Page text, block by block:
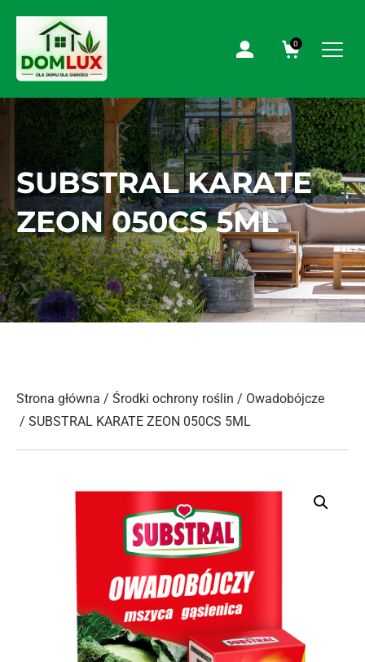
0
SUBSTRAL KARATE
ZEON 050CS 5ML
Strona główna / Środki ochrony roślin / Owadobójcze
/ SUBSTRAL KARATE ZEON 050CS 5ML